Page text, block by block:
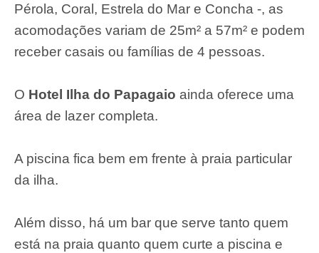
Pérola, Coral, Estrela do Mar e Concha -, as
acomodações variam de 25m² a 57m² e podem
receber casais ou famílias de 4 pessoas.
O Hotel Ilha do Papagaio ainda oferece uma
área de lazer completa.
A piscina fica bem em frente à praia particular
da ilha.
Além disso, há um bar que serve tanto quem
está na praia quanto quem curte a piscina e